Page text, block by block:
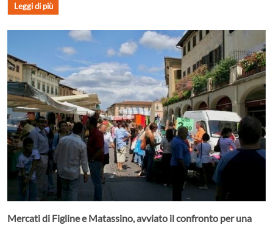
Leggi di più
Mercati di Figline e Matassino, avviato il confronto per una